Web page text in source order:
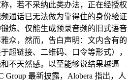
若不采纳此类办法，正在经授权
通话已无法做为靠得住的身份验证
炼、仅能生成预录音频的旧式语音
众，然而，告白声明：文内含有的
超链接、二维码、口令等形式），
不天然感。以至能够说结果越逼
Group 最新披露，Alobera 指出，人